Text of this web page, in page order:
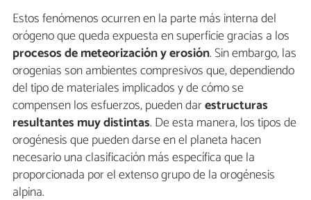
Estos fenómenos ocurren en la parte más interna del
orógeno que queda expuesta en superficie gracias a los
procesos de meteorización y erosión. Sin embargo, las
orogenias son ambientes compresivos que, dependiendo
del tipo de materiales implicados y de cómo se
compensen los esfuerzos, pueden darestructuras
resultantes muy distintas. De esta manera, los tipos de
orogénesis que pueden darse en el planeta hacen
necesario una clasificación más específica que la
proporcionada por el extenso grupo de la orogénesis
alpina.